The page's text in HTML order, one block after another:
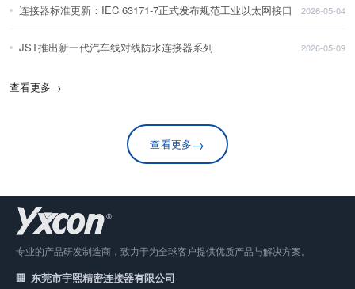
连接器标准更新：IEC 63171-7正式发布规范工业以太网接口 2026-05-04
JST推出新一代汽车线对线防水连接器系列 2026-05-09
查看更多→
查看更多→
专业的产品研发制造商，致力于为全球客户提供优质产品与解决方案。
东莞市宇熙精密连接器有限公司